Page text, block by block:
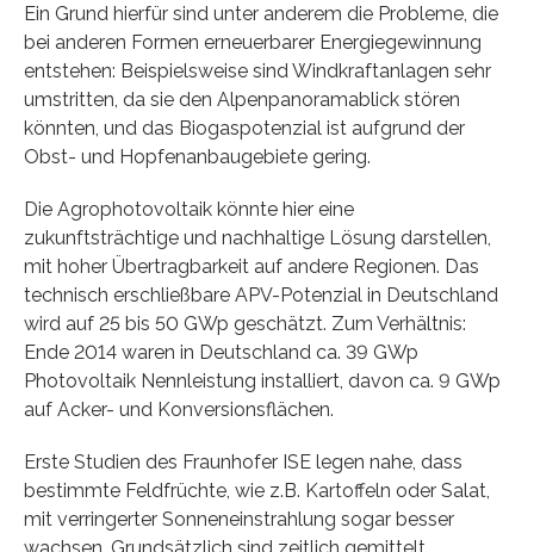
Ein Grund hierfür sind unter anderem die Probleme, die
bei anderen Formen erneuerbarer Energiegewinnung
entstehen: Beispielsweise sind Windkraftanlagen sehr
umstritten, da sie den Alpenpanoramablick stören
könnten, und das Biogaspotenzial ist aufgrund der
Obst- und Hopfenanbaugebiete gering.
Die Agrophotovoltaik könnte hier eine
zukunftsträchtige und nachhaltige Lösung darstellen,
mit hoher Übertragbarkeit auf andere Regionen. Das
technisch erschließbare APV-Potenzial in Deutschland
wird auf 25 bis 50 GWp geschätzt. Zum Verhältnis:
Ende 2014 waren in Deutschland ca. 39 GWp
Photovoltaik Nennleistung installiert, davon ca. 9 GWp
auf Acker- und Konversionsflächen.
Erste Studien des Fraunhofer ISE legen nahe, dass
bestimmte Feldfrüchte, wie z.B. Kartoffeln oder Salat,
mit verringerter Sonneneinstrahlung sogar besser